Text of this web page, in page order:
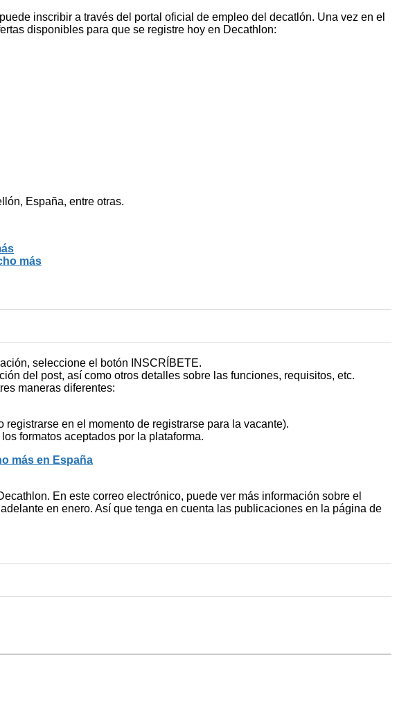
inscribir a través del portal oficial de empleo del decatlón. Una vez en el
disponibles para que se registre hoy en Decathlon:
España, entre otras.
más
seleccione el botón INSCRÍBETE.
del post, así como otros detalles sobre las funciones, requisitos, etc.
maneras diferentes:
en el momento de registrarse para la vacante).
formatos aceptados por la plataforma.
más en España
En este correo electrónico, puede ver más información sobre el
en enero. Así que tenga en cuenta las publicaciones en la página de